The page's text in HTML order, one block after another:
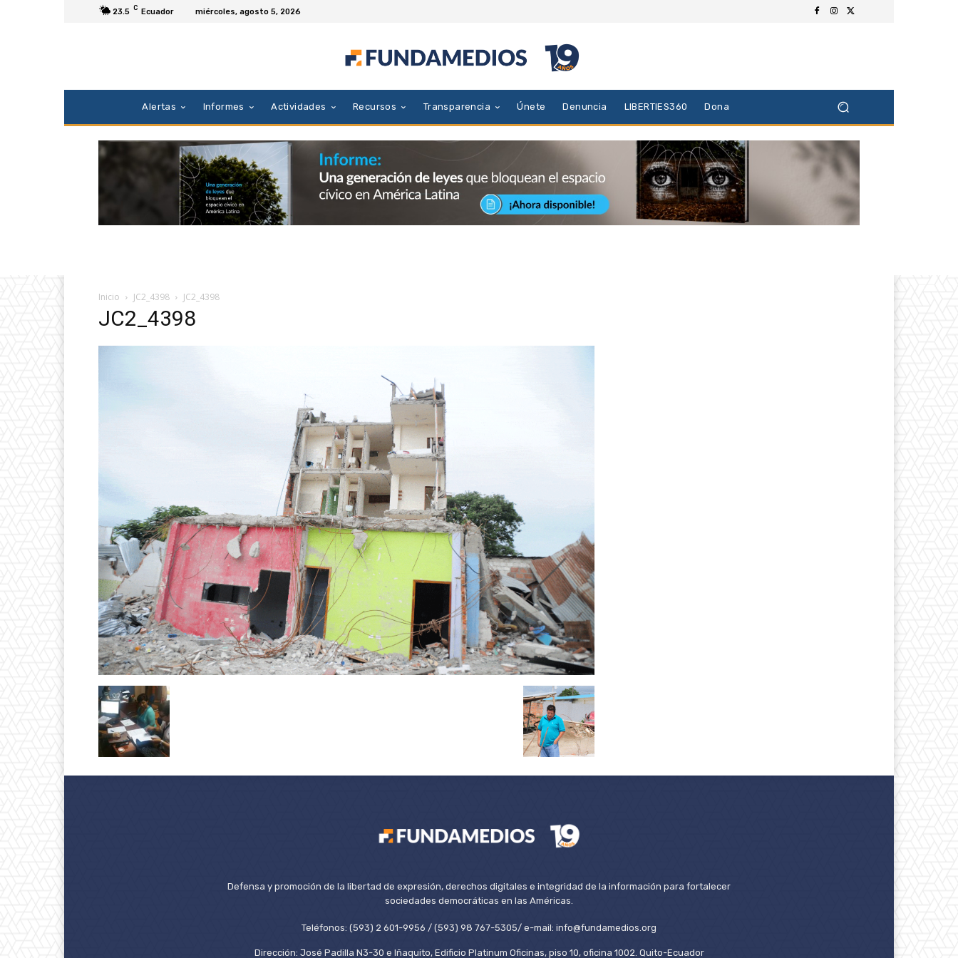
23.5 C Ecuador miércoles, agosto 5, 2026
Alertas Informes Actividades Recursos Transparencia Únete Denuncia LIBERTIES360 Dona
Inicio JC2_4398 JC2_4398
JC2_4398
Defensa y promoción de la libertad de expresión, derechos digitales e integridad de la información para fortalecer
sociedades democráticas en las Américas.
Teléfonos: (593) 2 601-9956 / (593) 98 767-5305/ e-mail: info@fundamedios.org
Dirección: José Padilla N3-30 e Iñaquito, Edificio Platinum Oficinas, piso 10, oficina 1002. Quito-Ecuador